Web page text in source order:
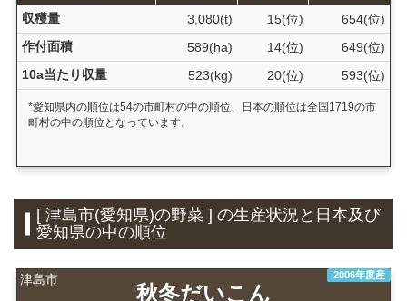
収穫量
3,080(t) 15(位)
654(位)
作付面積
589(ha) 14(位)
649(位)
10a当たり収量
523(kg) 20(位) 593(位)
*愛知県内の順位は54の市町村の中の順位、日本の順位は全国1719の市
町村の中の順位となっています。
[ 津島市(愛知県)の野菜 ] の生産状況と日本及び
愛知県の中の順位
津島市 2006年度産
秋冬だいこん